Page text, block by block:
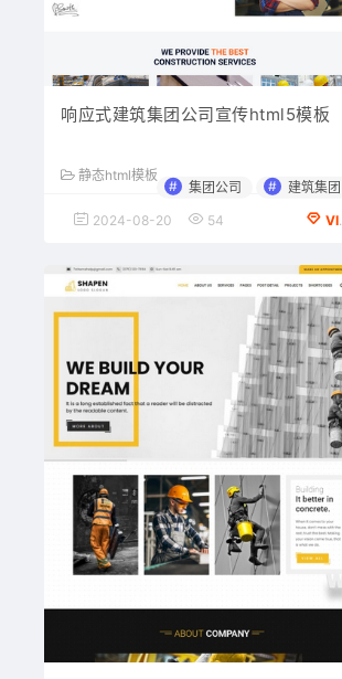
响应式建筑集团公司宣传html5模板
静态html模板
# 集团公司 # 建筑集团
2024-08-20 54 VIP会员专享